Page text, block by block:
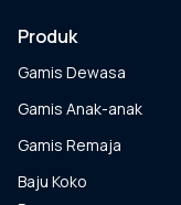
dapat
di
produk
Produk
Gamis Dewasa
Gamis Anak-anak
Gamis Remaja
Baju Koko